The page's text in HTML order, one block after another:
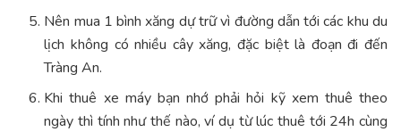
Nên mua 1 bình xăng dự trữ vì đường dẫn tới các khu du
lịch không có nhiều cây xăng, đặc biệt là đoạn đi đến
Tràng An.
Khi thuê xe máy bạn nhớ phải hỏi kỹ xem thuê theo
ngày thì tính như thế nào, ví dụ từ lúc thuê tới 24h cùng